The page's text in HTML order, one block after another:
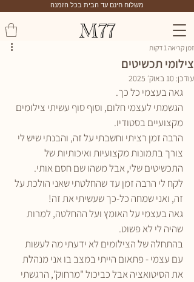
משלוח חינם עד הבית בכל הזמנה
M77
צילומי תכשיטים
זמן קריאה 1 דקות
עודכן: 10 באוק׳ 2025
גאה בעצמי כל כך.
הגשמתי לעצמי חלום, וסוף סוף עשיתי צילומים
מקצועיים בסטודיו.
הרבה זמן רציתי וחשבתי על זה, והבנתי שיש לי
צורך בתמונות מקצועיות ואיכותיות של
התכשיטים שלי, אבל משהו שם חסם אותי.
לקח לי הרבה זמן עד שהחלטתי שאני הולכת על
זה, ואני שמחה כל-כך שעשיתי את זה!
גאה בעצמי על האומץ ועל ההחלטה, למרות
שהיה לי לא פשוט.
בהתחלה של הצילומים לא ידעתי מה לעשות
עם עצמי - פתאום הייתי במצב בו אני מנהלת
את הסיטואציה אבל כביכול "מרחוק", הרגשתי